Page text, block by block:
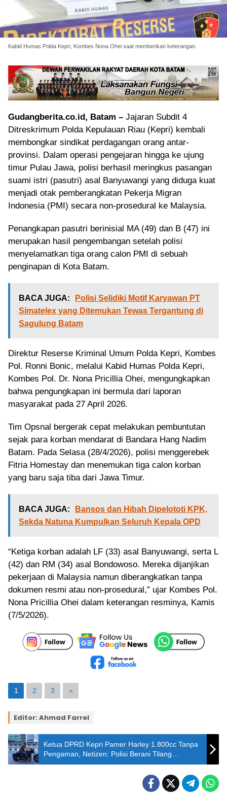
Kabid Humas Polda Kepri, Kombes Nona Ohei saat memberikan keterangan.
Gudangberita.co.id, Batam – Jajaran Subdit 4
Ditreskrimum Polda Kepulauan Riau (Kepri) kembali
membongkar sindikat perdagangan orang antar-
provinsi. Dalam operasi pengejaran hingga ke ujung
timur Pulau Jawa, polisi berhasil meringkus pasangan
suami istri (pasutri) asal Banyuwangi yang diduga kuat
menjadi otak pemberangkatan Pekerja Migran
Indonesia (PMI) secara non-prosedural ke Malaysia.
Penangkapan pasutri berinisial MA (49) dan B (47) ini
merupakan hasil pengembangan setelah polisi
menyelamatkan tiga orang calon PMI di sebuah
penginapan di Kota Batam.
BACA JUGA:
Polisi Selidiki Motif Karyawan PT
Simatelex yang Ditemukan Tewas Tergantung di
Sagulung Batam
Direktur Reserse Kriminal Umum Polda Kepri, Kombes
Pol. Ronni Bonic, melalui Kabid Humas Polda Kepri,
Kombes Pol. Dr. Nona Pricillia Ohei, mengungkapkan
bahwa pengungkapan ini bermula dari laporan
masyarakat pada 27 April 2026.
Tim Opsnal bergerak cepat melakukan pembuntutan
sejak para korban mendarat di Bandara Hang Nadim
Batam. Pada Selasa (28/4/2026), polisi menggerebek
Fitria Homestay dan menemukan tiga calon korban
yang baru saja tiba dari Jawa Timur.
BACA JUGA:
Bansos dan Hibah Dipelototi KPK,
Sekda Natuna Kumpulkan Seluruh Kepala OPD
“Ketiga korban adalah LF (33) asal Banyuwangi, serta L
(42) dan RM (34) asal Bondowoso. Mereka dijanjikan
pekerjaan di Malaysia namun diberangkatkan tanpa
dokumen resmi atau non-prosedural,” ujar Kombes Pol.
Nona Pricillia Ohei dalam keterangan resminya, Kamis
(7/5/2026).
1 2 3 »
Editor: Ahmad Farrel
Ketua DPRD Kepri Pamer Harley 1.800cc Tanpa
Pengaman, Netizen: Polisi Berani Tilang
Enggak?